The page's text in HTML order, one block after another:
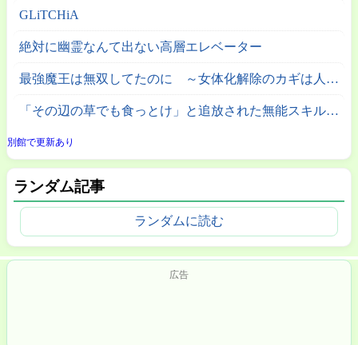
GLiTCHiA
絶対に幽霊なんて出ない高層エレベーター
最強魔王は無双してたのに ～女体化解除のカギは人助けの旅でした～
「その辺の草でも食っとけ」と追放された無能スキル【植物食い】持ち転生者、エルフの里で幻の植物を食べて無双する
別館で更新あり
ランダム記事
ランダムに読む
広告